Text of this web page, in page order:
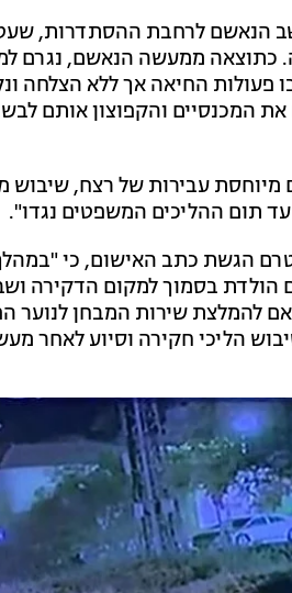
הנאשם לרחבת ההסתדרות,
כתוצאה ממעשה הנאשם, נגרם
פעולות החיאה אך ללא הצלחה
את המכנסיים והקפוצון אותם
מיוחסת עבירות של רצח,
תום ההליכים המשפטים נגדו".
הולדת בסמוך למקום הדקירה
להמלצת שירות המבחן לנוער
הליכי חקירה וסיוע לאחר